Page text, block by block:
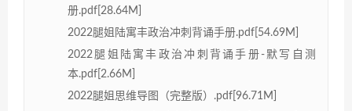
册.pdf[28.64M]
2022腿姐陆寓丰政治冲刺背诵手册.pdf[54.69M]
2022腿姐陆寓丰政治冲刺背诵手册-默写自测
本.pdf[2.66M]
2022腿姐思维导图（完整版）.pdf[96.71M]